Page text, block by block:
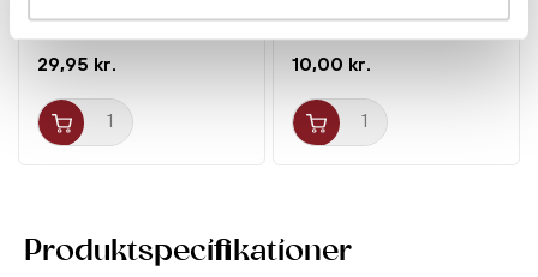
Produktspecifikationer
Snacks
29,95 kr.
Drikkevarer
10,00 kr.